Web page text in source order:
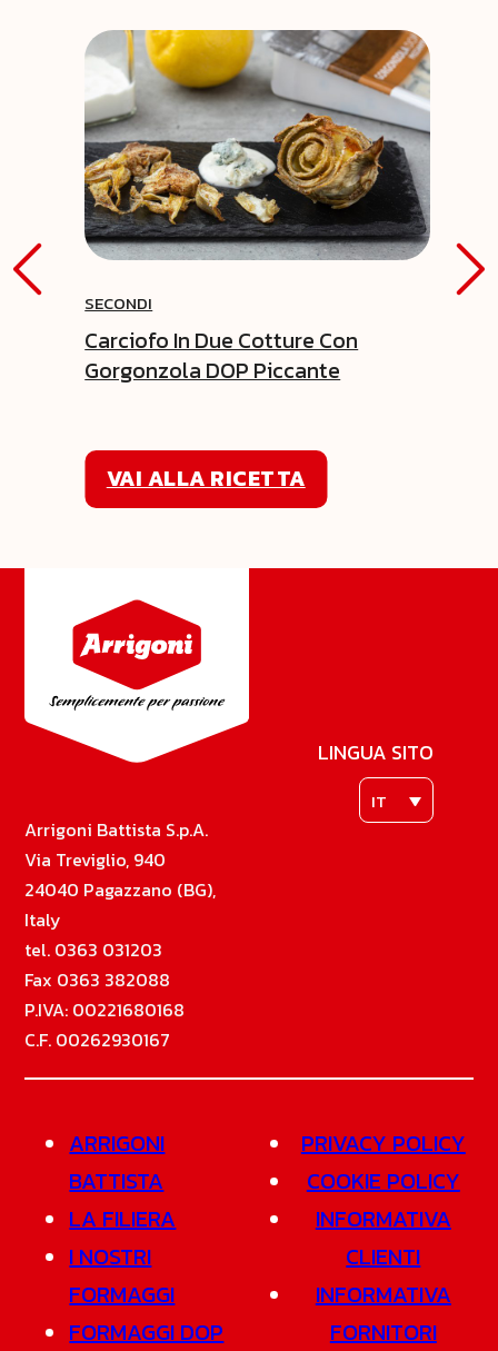
SECONDI
Carciofo In Due Cotture Con
Gorgonzola DOP Piccante
VAI ALLA RICETTA
Arrigoni Battista S.p.A.
Via Treviglio, 940
24040 Pagazzano (BG),
Italy
tel. 0363 031203
Fax 0363 382088
P.IVA: 00221680168
C.F. 00262930167
LINGUA SITO
IT
ARRIGONI
BATTISTA
LA FILIERA
I NOSTRI
FORMAGGI
FORMAGGI DOP
PRIVACY POLICY
COOKIE POLICY
INFORMATIVA
CLIENTI
INFORMATIVA
FORNITORI